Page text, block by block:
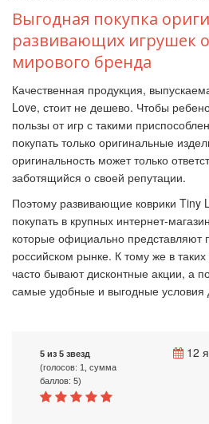
Выгодная покупка
развивающих игрушек
мирового бренда
Качественная продукция,
Love, стоит не дешево. Чтобы
пользы от игр с такими
покупать только оригинальные
оригинальность может только
заботящийся о своей репутации.
Поэтому развивающие коврики Tiny
покупать в крупных интернет-
которые официально представляют
российском рынке. К тому же в
часто бывают дисконтные акции, а
самые удобные и выгодные условия
5 из 5 звезд
(голосов: 1, сумма
баллов: 5)
12